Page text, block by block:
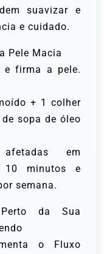
suavizar e
e cuidado.
Pele Macia
e firma a pele.
+ 1 colher
sopa de óleo
em
10 minutos e
semana.
da Sua
o Fluxo